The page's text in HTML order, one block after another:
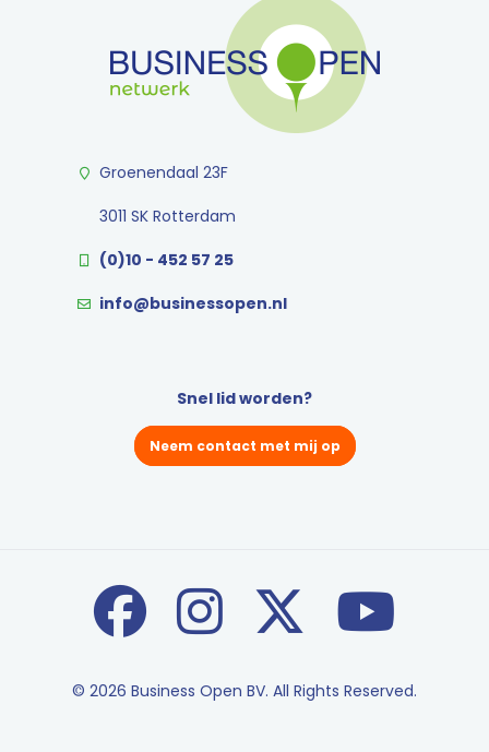
Groenendaal 23F
3011 SK Rotterdam
(0)10 - 452 57 25
info@businessopen.nl
Snel lid worden?
Neem contact met mij op
© 2026 Business Open BV. All Rights Reserved.